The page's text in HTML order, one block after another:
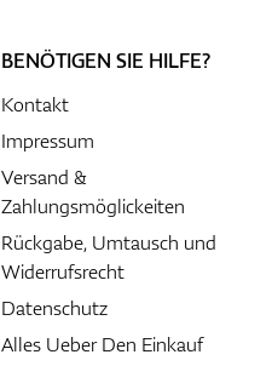
BENÖTIGEN SIE HILFE?
Kontakt
Impressum
Versand &
Zahlungsmöglickeiten
Rückgabe, Umtausch und
Widerrufsrecht
Datenschutz
Alles Ueber Den Einkauf